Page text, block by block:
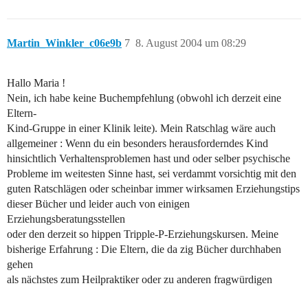
Martin_Winkler_c06e9b 8. August 2004 um 08:29
7
Hallo Maria !
Nein, ich habe keine Buchempfehlung (obwohl ich derzeit eine
Eltern-
Kind-Gruppe in einer Klinik leite). Mein Ratschlag wäre auch
allgemeiner : Wenn du ein besonders herausforderndes Kind
hinsichtlich Verhaltensproblemen hast und oder selber psychische
Probleme im weitesten Sinne hast, sei verdammt vorsichtig mit den
guten Ratschlägen oder scheinbar immer wirksamen Erziehungstips
dieser Bücher und leider auch von einigen
Erziehungsberatungsstellen
oder den derzeit so hippen Tripple-P-Erziehungskursen. Meine
bisherige Erfahrung : Die Eltern, die da zig Bücher durchhaben
gehen
als nächstes zum Heilpraktiker oder zu anderen fragwürdigen